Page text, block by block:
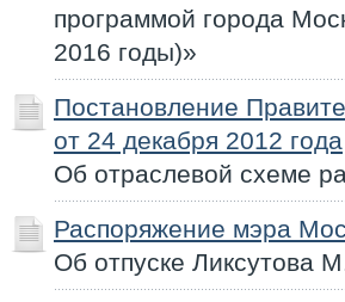
программой города
2016 годы)»
Постановление
от 24 декабря 2012 года
Об отраслевой схеме
Распоряжение мэра
Об отпуске Ликсутова